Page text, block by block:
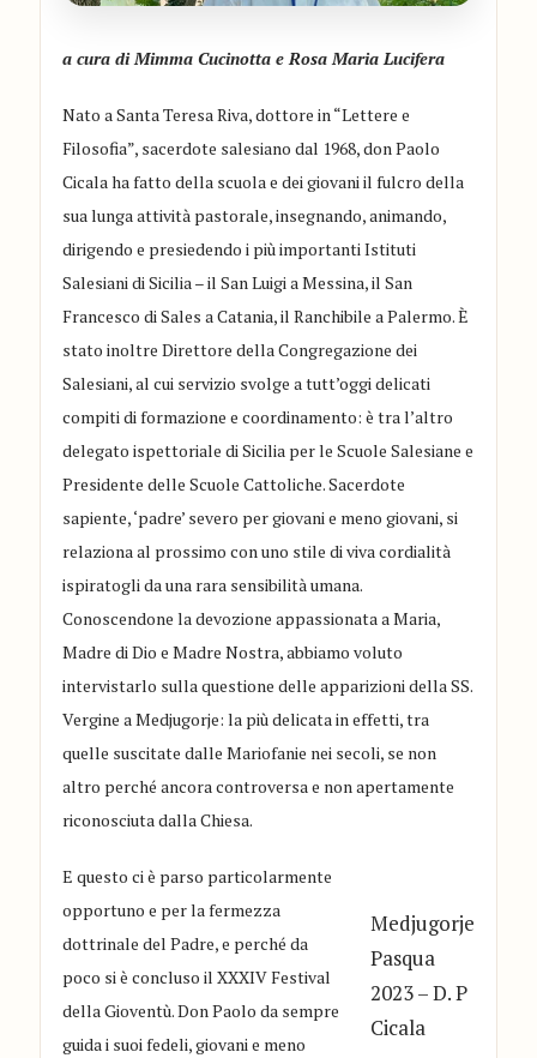
a cura di Mimma Cucinotta e Rosa Maria Lucifera
Nato a Santa Teresa Riva, dottore in “Lettere e
Filosofia”, sacerdote salesiano dal 1968, don Paolo
Cicala ha fatto della scuola e dei giovani il fulcro della
sua lunga attività pastorale, insegnando, animando,
dirigendo e presiedendo i più importanti Istituti
Salesiani di Sicilia – il San Luigi a Messina, il San
Francesco di Sales a Catania, il Ranchibile a Palermo. È
stato inoltre Direttore della Congregazione dei
Salesiani, al cui servizio svolge a tutt’oggi delicati
compiti di formazione e coordinamento: è tra l’altro
delegato ispettoriale di Sicilia per le Scuole Salesiane e
Presidente delle Scuole Cattoliche. Sacerdote
sapiente, ‘padre’ severo per giovani e meno giovani, si
relaziona al prossimo con uno stile di viva cordialità
ispiratogli da una rara sensibilità umana.
Conoscendone la devozione appassionata a Maria,
Madre di Dio e Madre Nostra, abbiamo voluto
intervistarlo sulla questione delle apparizioni della SS.
Vergine a Medjugorje: la più delicata in effetti, tra
quelle suscitate dalle Mariofanie nei secoli, se non
altro perché ancora controversa e non apertamente
riconosciuta dalla Chiesa.
Medjugorje
Pasqua
2023 – D. P
Cicala
E questo ci è parso particolarmente
opportuno e per la fermezza
dottrinale del Padre, e perché da
poco si è concluso il XXXIV Festival
della Gioventù. Don Paolo da sempre
guida i suoi fedeli, giovani e meno